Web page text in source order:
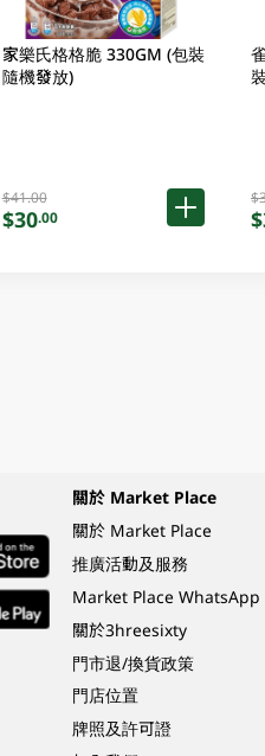
家樂氏格格脆 330GM (包裝
隨機發放)
$41.00
$30.00
關於 Market Place
關於 Market Place
推廣活動及服務
Market Place WhatsApp
關於3hreesixty
門市退/換貨政策
門店位置
牌照及許可證